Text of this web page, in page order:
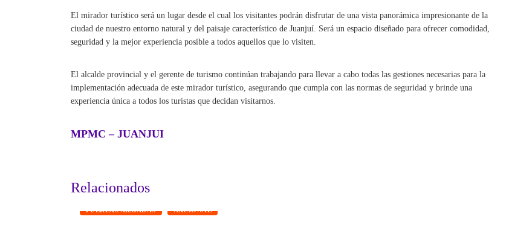
El mirador turístico será un lugar desde el cual los visitantes podrán disfrutar de una vista panorámica impresionante de la
ciudad de nuestro entorno natural y del paisaje característico de Juanjuí. Será un espacio diseñado para ofrecer comodidad,
seguridad y la mejor experiencia posible a todos aquellos que lo visiten.
El alcalde provincial y el gerente de turismo continúan trabajando para llevar a cabo todas las gestiones necesarias para la
implementación adecuada de este mirador turístico, asegurando que cumpla con las normas de seguridad y brinde una
experiencia única a todos los turistas que decidan visitarnos.
MPMC – JUANJUI
Relacionados
FUERZAS ARMADAS NACIONAL